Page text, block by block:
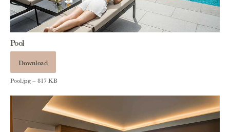
Pool
Download
Pool.jpg – 817 KB